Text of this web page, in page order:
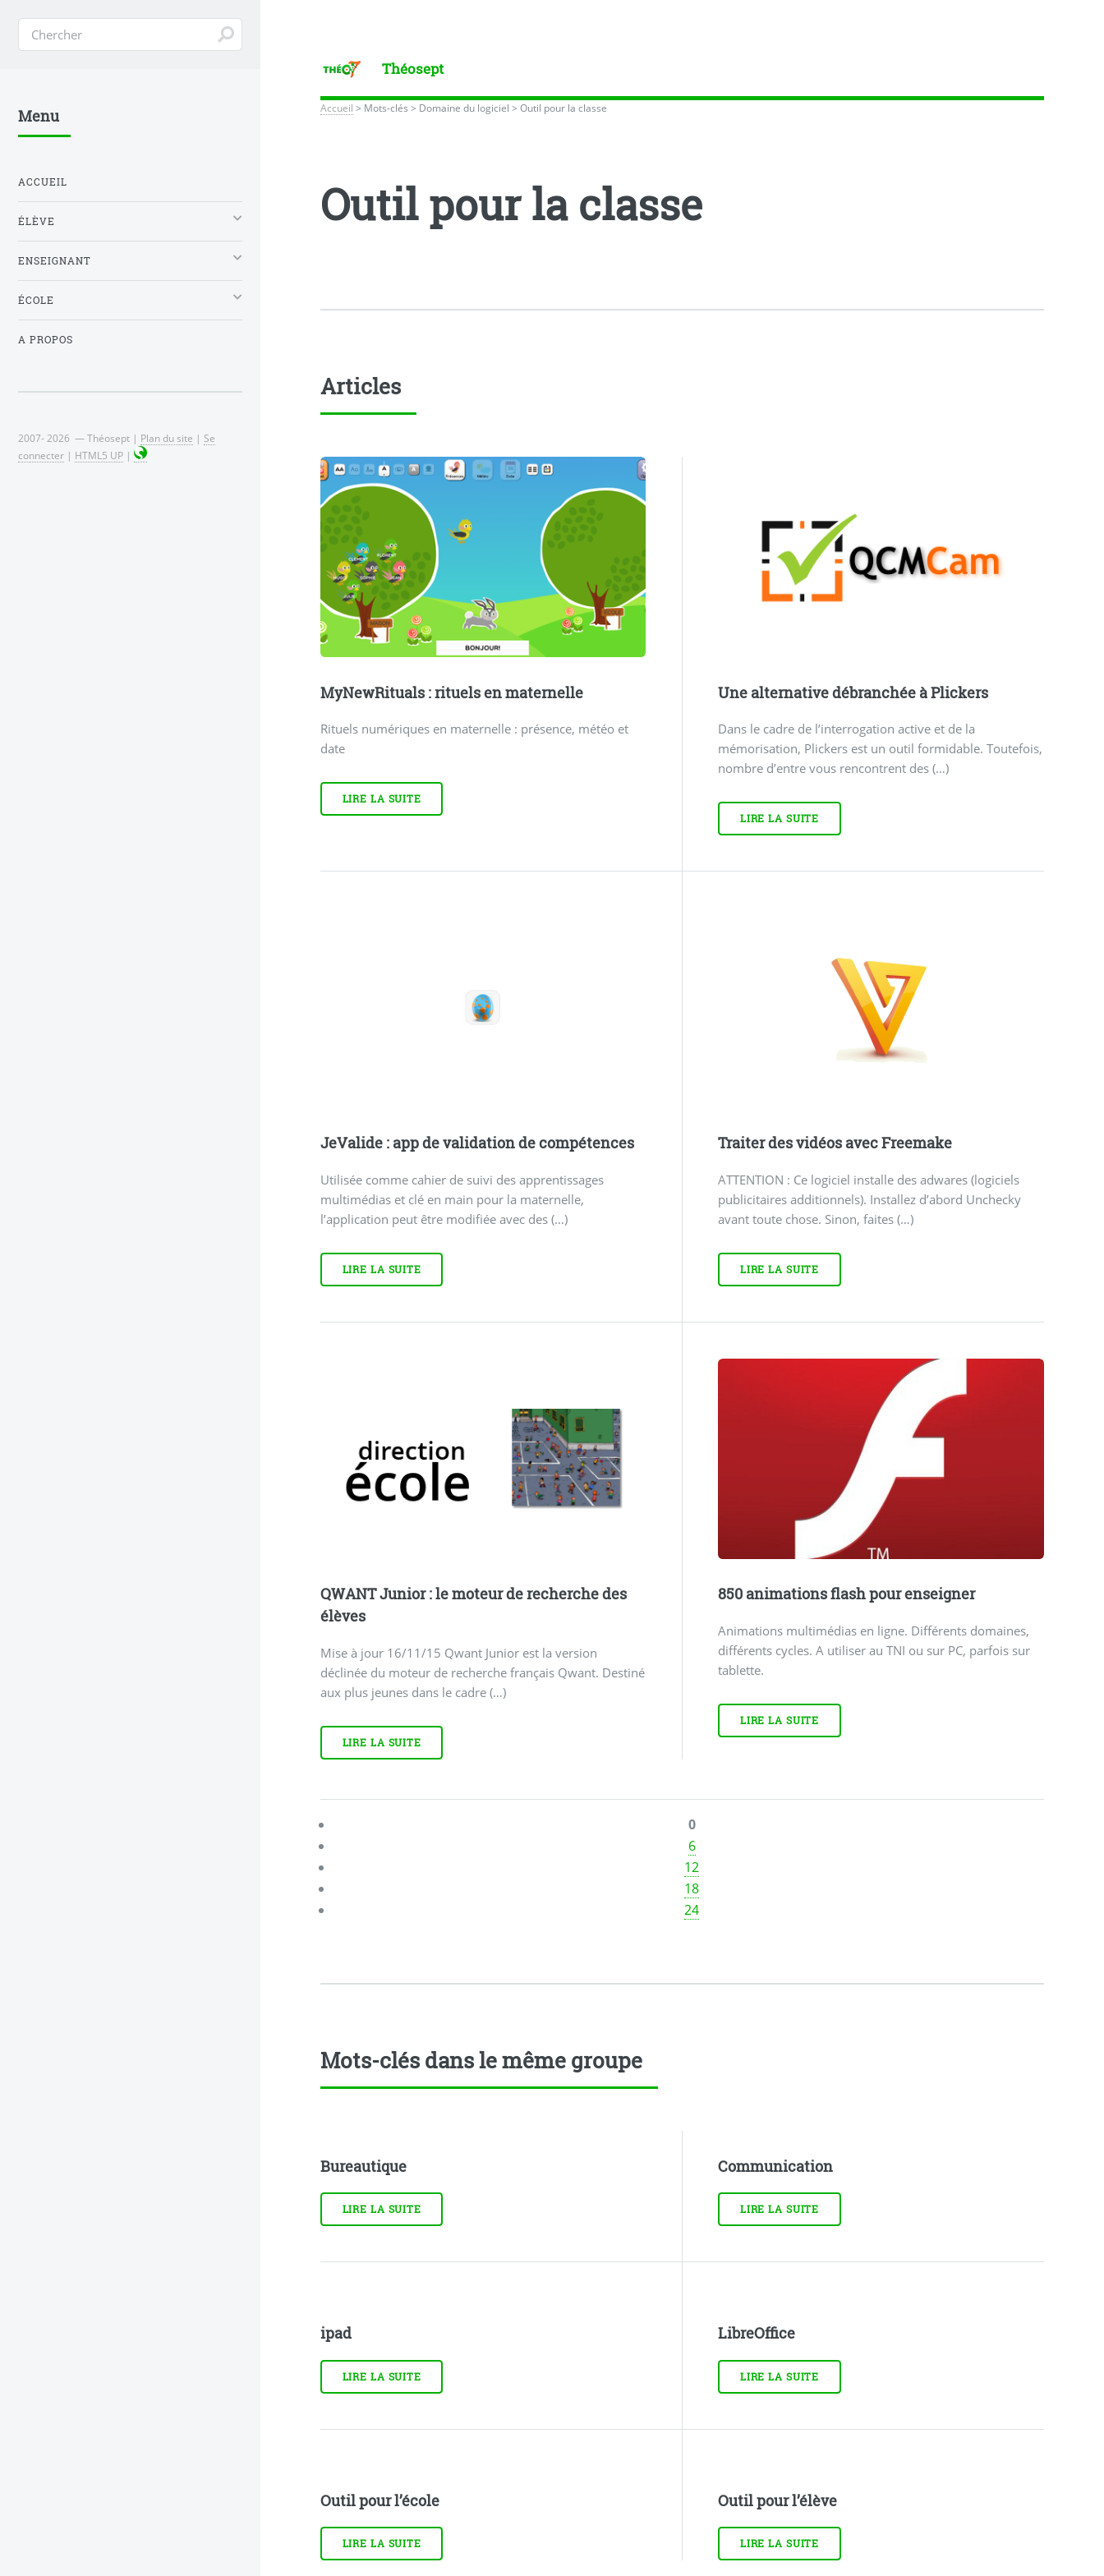
Théosept
Accueil > Mots-clés > Domaine du logiciel >Outil pour la classe
Outil pour la classe
Articles
MyNewRituals : rituels en maternelle
Rituels numériques en maternelle : présence, météo et
date
LIRE LA SUITE
Une alternative débranchée à Plickers
Dans le cadre de l’interrogation active et de la
mémorisation, Plickers est un outil formidable. Toutefois,
nombre d’entre vous rencontrent des (…)
LIRE LA SUITE
JeValide : app de validation de compétences
Utilisée comme cahier de suivi des apprentissages
multimédias et clé en main pour la maternelle,
l’application peut être modifiée avec des (…)
LIRE LA SUITE
Traiter des vidéos avec Freemake
ATTENTION : Ce logiciel installe des adwares (logiciels
publicitaires additionnels). Installez d’abord Unchecky
avant toute chose. Sinon, faites (…)
LIRE LA SUITE
QWANT Junior : le moteur de recherche des
élèves
Mise à jour 16/11/15 Qwant Junior est la version
déclinée du moteur de recherche français Qwant. Destiné
aux plus jeunes dans le cadre (…)
LIRE LA SUITE
850 animations flash pour enseigner
Animations multimédias en ligne. Différents domaines,
différents cycles. A utiliser au TNI ou sur PC, parfois sur
tablette.
LIRE LA SUITE
0
6
12
18
24
Mots-clés dans le même groupe
Bureautique
LIRE LA SUITE
Communication
LIRE LA SUITE
ipad
LIRE LA SUITE
LibreOffice
LIRE LA SUITE
Outil pour l’école
LIRE LA SUITE
Outil pour l’élève
LIRE LA SUITE
Menu
ACCUEIL
ÉLÈVE
ENSEIGNANT
ÉCOLE
A PROPOS
2007- 2026 — Théosept | Plan du site | Se
connecter | HTML5 UP |